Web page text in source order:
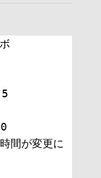
間が変更に